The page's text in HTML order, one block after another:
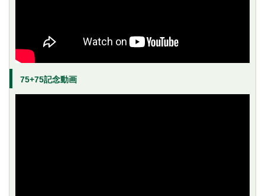
75+75記念動画